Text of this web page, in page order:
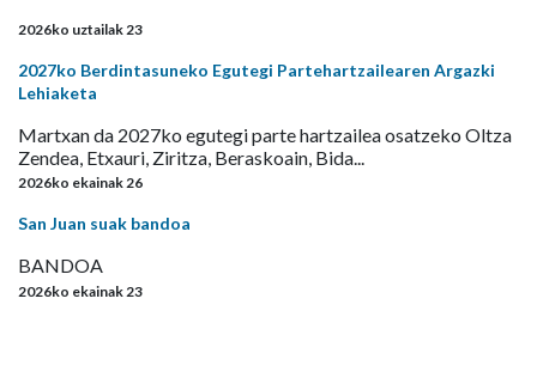
2026ko uztailak 23
2027ko Berdintasuneko Egutegi Partehartzailearen Argazki
Lehiaketa
Martxan da 2027ko egutegi parte hartzailea osatzeko Oltza
Zendea, Etxauri, Ziritza, Beraskoain, Bida...
2026ko ekainak 26
San Juan suak bandoa
BANDOA
2026ko ekainak 23